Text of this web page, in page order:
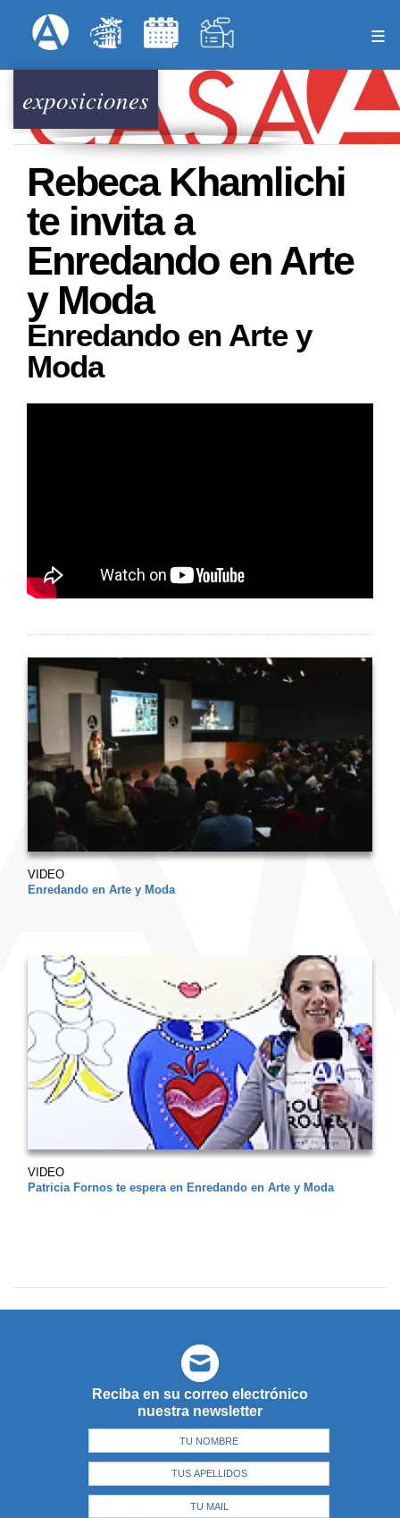
al
principal
Menú Superior
exposiciones
Rebeca Khamlichi
te invita a
Enredando en Arte
y Moda
Enredando en Arte y
Moda
VIDEO
Enredando en Arte y Moda
VIDEO
Patricia Fornos te espera en Enredando en Arte y Moda
Reciba en su correo electrónico
nuestra newsletter